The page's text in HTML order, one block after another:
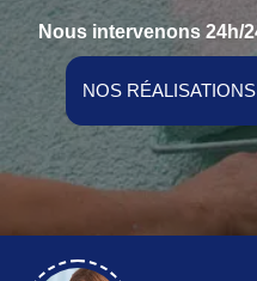
Nous intervenons 24h/
NOS RÉALISATIONS